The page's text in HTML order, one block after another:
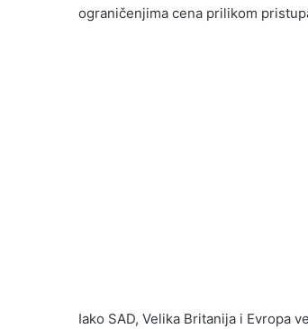
ograničenjima cena prilikom
Iako SAD, Velika Britanija i Evropa